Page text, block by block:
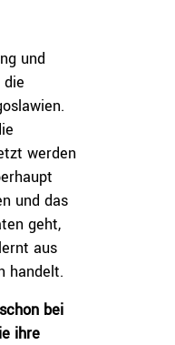
und
werden
und das
geht,
aus
handelt.
bei
ihre